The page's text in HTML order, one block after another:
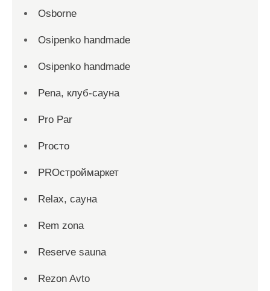
Osborne
Osipenko handmade
Osipenko handmade
Pena, клуб-сауна
Pro Par
Proсто
PROстроймаркет
Relax, сауна
Rem zona
Reserve sauna
Rezon Avto